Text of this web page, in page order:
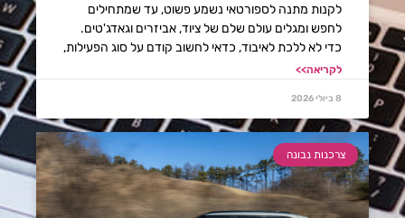
לקנות מתנה לספורטאי נשמע פשוט, עד שמתחילים
לחפש ומגלים עולם שלם של ציוד, אביזרים וגאדג'טים.
כדי לא ללכת לאיבוד, כדאי לחשוב קודם על סוג הפעילות,
לקריאה>>
8 ביולי 2026
צרכנות נבונה